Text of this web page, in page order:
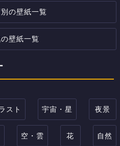
の壁紙一覧
の壁紙一覧
スト 宇宙・星 夜景
空・雲 花 自然